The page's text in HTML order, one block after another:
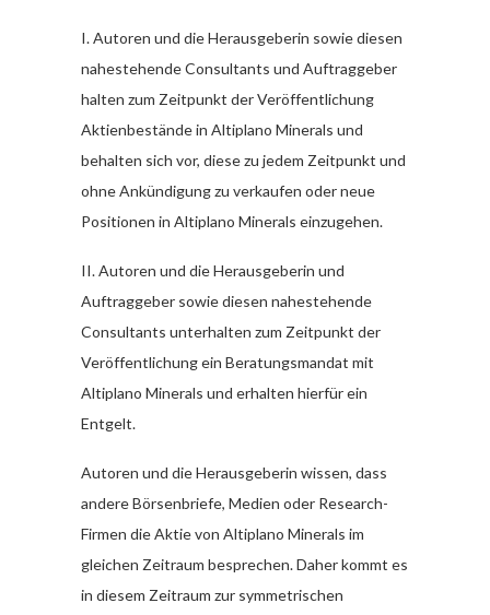
I. Autoren und die Herausgeberin sowie diesen
nahestehende Consultants und Auftraggeber
halten zum Zeitpunkt der Veröffentlichung
Aktienbestände in Altiplano Minerals und
behalten sich vor, diese zu jedem Zeitpunkt und
ohne Ankündigung zu verkaufen oder neue
Positionen in Altiplano Minerals einzugehen.
II. Autoren und die Herausgeberin und
Auftraggeber sowie diesen nahestehende
Consultants unterhalten zum Zeitpunkt der
Veröffentlichung ein Beratungsmandat mit
Altiplano Minerals und erhalten hierfür ein
Entgelt.
Autoren und die Herausgeberin wissen, dass
andere Börsenbriefe, Medien oder Research-
Firmen die Aktie von Altiplano Minerals im
gleichen Zeitraum besprechen. Daher kommt es
in diesem Zeitraum zur symmetrischen